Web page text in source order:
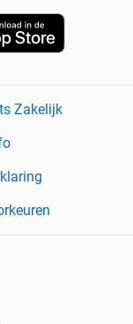
Zakelijk